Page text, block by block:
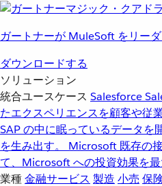
ガートナーが MuleSoft をリー
ダウンロードする
ソリューション
統合ユースケース Salesforce
たエクスペリエンスを顧客や従
SAP の中に眠っているデータを
を生み出す。
Microsoft 既存の
て、Microsoft への投資効果を最
業種金融サービス 製造 小売 保